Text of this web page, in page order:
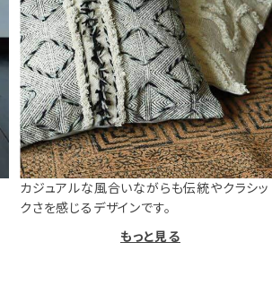
カジュアルな風合いながらも伝統やクラシッ
クさを感じるデザインです。
もっと見る